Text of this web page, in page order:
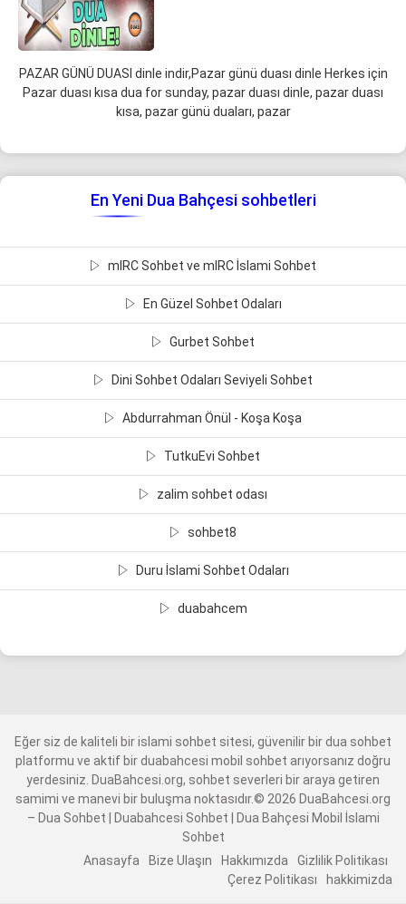
PAZAR GÜNÜ DUASI dinle indir,Pazar günü duası dinle Herkes için
Pazar duası kısa dua for sunday, pazar duası dinle, pazar duası
kısa, pazar günü duaları, pazar
En Yeni Dua Bahçesi sohbetleri
mIRC Sohbet ve mIRC İslami Sohbet
En Güzel Sohbet Odaları
Gurbet Sohbet
Dini Sohbet Odaları Seviyeli Sohbet
Abdurrahman Önül - Koşa Koşa
TutkuEvi Sohbet
zalim sohbet odası
sohbet8
Duru İslami Sohbet Odaları
duabahcem
Eğer siz de kaliteli bir islami sohbet sitesi, güvenilir bir dua sohbet
platformu ve aktif bir duabahcesi mobil sohbet arıyorsanız doğru
yerdesiniz. DuaBahcesi.org, sohbet severleri bir araya getiren
samimi ve manevi bir buluşma noktasıdır.© 2026 DuaBahcesi.org
– Dua Sohbet | Duabahcesi Sohbet | Dua Bahçesi Mobil İslami
Sohbet
Anasayfa
Bize Ulaşın Hakkımızda
Gizlilik Politikası
Çerez Politikası
hakkimizda